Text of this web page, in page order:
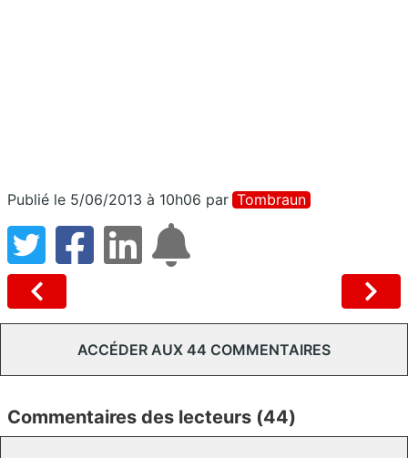
Publié le 5/06/2013 à 10h06 par Tombraun
ACCÉDER AUX 44 COMMENTAIRES
Commentaires des lecteurs (44)